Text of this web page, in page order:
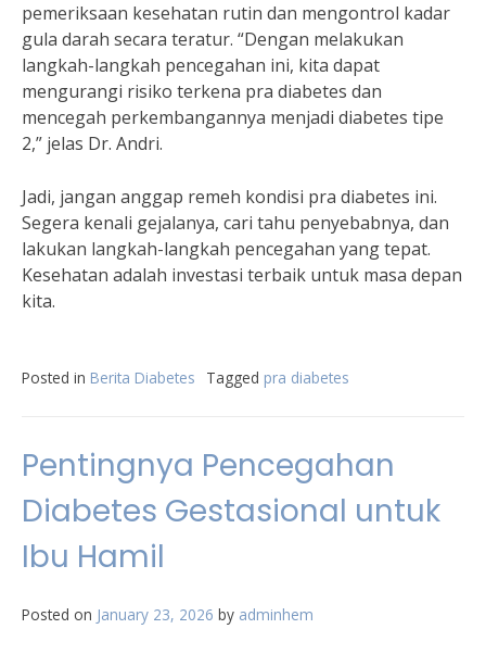
pemeriksaan kesehatan rutin dan mengontrol kadar
gula darah secara teratur. “Dengan melakukan
langkah-langkah pencegahan ini, kita dapat
mengurangi risiko terkena pra diabetes dan
mencegah perkembangannya menjadi diabetes tipe
2,” jelas Dr. Andri.
Jadi, jangan anggap remeh kondisi pra diabetes ini.
Segera kenali gejalanya, cari tahu penyebabnya, dan
lakukan langkah-langkah pencegahan yang tepat.
Kesehatan adalah investasi terbaik untuk masa depan
kita.
Posted in Berita Diabetes Tagged pra diabetes
Pentingnya Pencegahan
Diabetes Gestasional untuk
Ibu Hamil
Posted on January 23, 2026 by adminhem